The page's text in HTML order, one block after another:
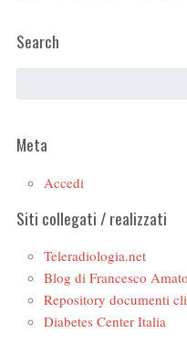
Search
Meta
Accedi
Siti collegati / realizzati
Teleradiologia.net
Blog di Francesco Amato
Repository documenti
Diabetes Center Italia